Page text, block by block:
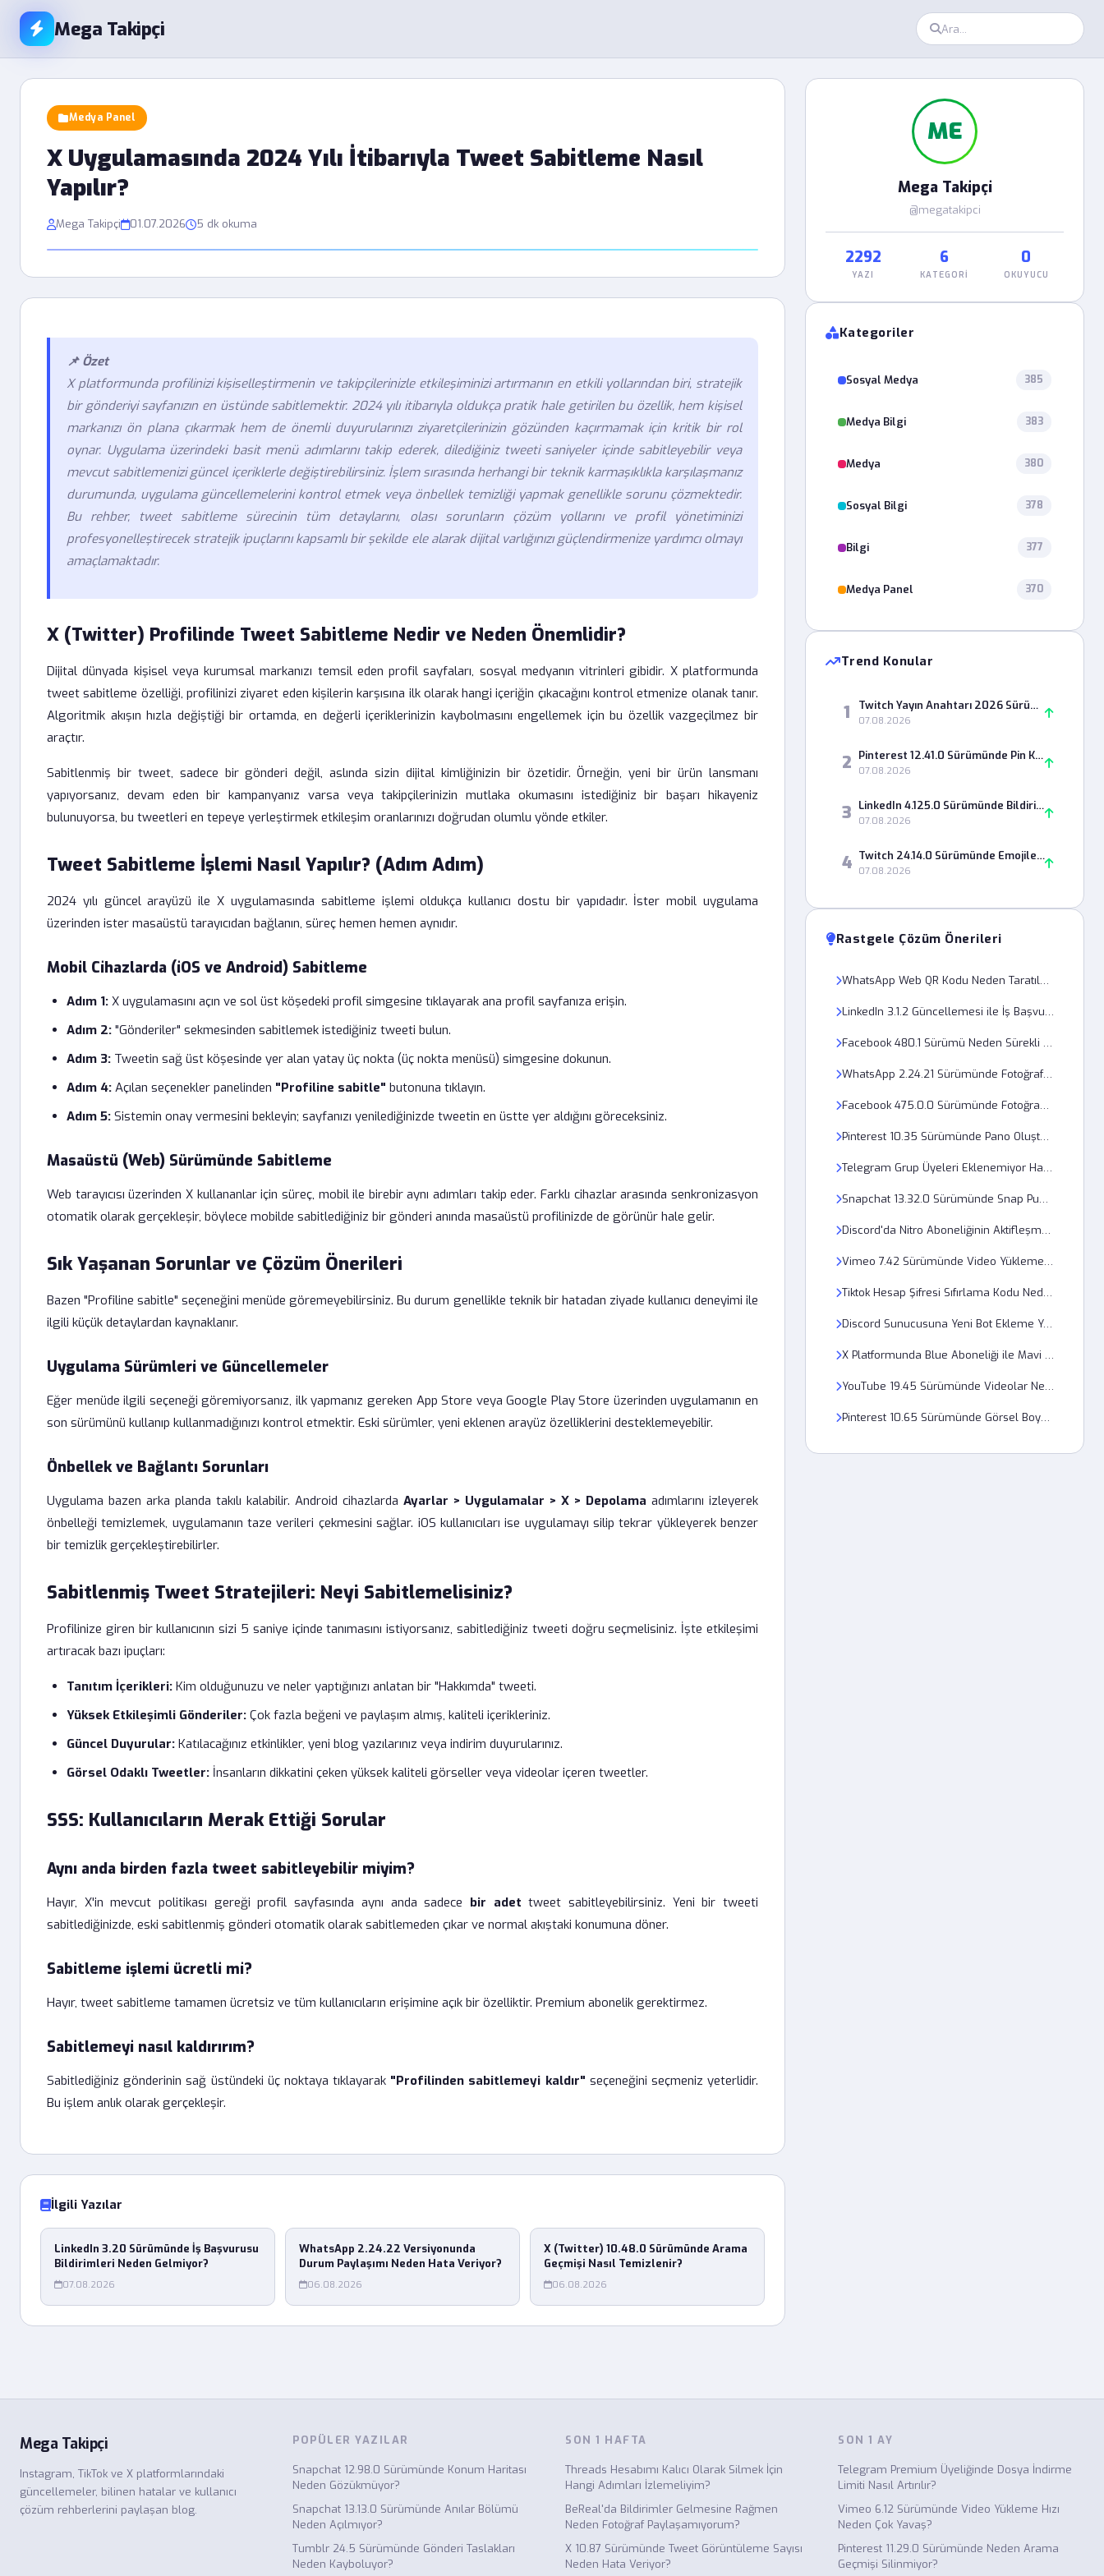
Mega Takipçi
Medya Panel
X Uygulamasında 2024 Yılı İtibarıyla Tweet Sabitleme Nasıl
Yapılır?
Mega Takipçi 01.07.2026 5 dk okuma
📌 Özet
X platformunda profilinizi kişiselleştirmenin ve takipçilerinizle etkileşiminizi artırmanın en etkili yollarından biri, stratejik
bir gönderiyi sayfanızın en üstünde sabitlemektir. 2024 yılı itibarıyla oldukça pratik hale getirilen bu özellik, hem kişisel
markanızı ön plana çıkarmak hem de önemli duyurularınızı ziyaretçilerinizin gözünden kaçırmamak için kritik bir rol
oynar. Uygulama üzerindeki basit menü adımlarını takip ederek, dilediğiniz tweeti saniyeler içinde sabitleyebilir veya
mevcut sabitlemenizi güncel içeriklerle değiştirebilirsiniz. İşlem sırasında herhangi bir teknik karmaşıklıkla karşılaşmanız
durumunda, uygulama güncellemelerini kontrol etmek veya önbellek temizliği yapmak genellikle sorunu çözmektedir.
Bu rehber, tweet sabitleme sürecinin tüm detaylarını, olası sorunların çözüm yollarını ve profil yönetiminizi
profesyonelleştirecek stratejik ipuçlarını kapsamlı bir şekilde ele alarak dijital varlığınızı güçlendirmenize yardımcı olmayı
amaçlamaktadır.
X (Twitter) Profilinde Tweet Sabitleme Nedir ve Neden Önemlidir?
Dijital dünyada kişisel veya kurumsal markanızı temsil eden profil sayfaları, sosyal medyanın vitrinleri gibidir. X platformunda
tweet sabitleme özelliği, profilinizi ziyaret eden kişilerin karşısına ilk olarak hangi içeriğin çıkacağını kontrol etmenize olanak tanır.
Algoritmik akışın hızla değiştiği bir ortamda, en değerli içeriklerinizin kaybolmasını engellemek için bu özellik vazgeçilmez bir
araçtır.
Sabitlenmiş bir tweet, sadece bir gönderi değil, aslında sizin dijital kimliğinizin bir özetidir. Örneğin, yeni bir ürün lansmanı
yapıyorsanız, devam eden bir kampanyanız varsa veya takipçilerinizin mutlaka okumasını istediğiniz bir başarı hikayeniz
bulunuyorsa, bu tweetleri en tepeye yerleştirmek etkileşim oranlarınızı doğrudan olumlu yönde etkiler.
Tweet Sabitleme İşlemi Nasıl Yapılır? (Adım Adım)
2024 yılı güncel arayüzü ile X uygulamasında sabitleme işlemi oldukça kullanıcı dostu bir yapıdadır. İster mobil uygulama
üzerinden ister masaüstü tarayıcıdan bağlanın, süreç hemen hemen aynıdır.
Mobil Cihazlarda (iOS ve Android) Sabitleme
Adım 1: X uygulamasını açın ve sol üst köşedeki profil simgesine tıklayarak ana profil sayfanıza erişin.
Adım 2: "Gönderiler" sekmesinden sabitlemek istediğiniz tweeti bulun.
Adım 3: Tweetin sağ üst köşesinde yer alan yatay üç nokta (üç nokta menüsü) simgesine dokunun.
Adım 4: Açılan seçenekler panelinden "Profiline sabitle" butonuna tıklayın.
Adım 5: Sistemin onay vermesini bekleyin; sayfanızı yenilediğinizde tweetin en üstte yer aldığını göreceksiniz.
Masaüstü (Web) Sürümünde Sabitleme
Web tarayıcısı üzerinden X kullananlar için süreç, mobil ile birebir aynı adımları takip eder. Farklı cihazlar arasında senkronizasyon
otomatik olarak gerçekleşir, böylece mobilde sabitlediğiniz bir gönderi anında masaüstü profilinizde de görünür hale gelir.
Sık Yaşanan Sorunlar ve Çözüm Önerileri
Bazen "Profiline sabitle" seçeneğini menüde göremeyebilirsiniz. Bu durum genellikle teknik bir hatadan ziyade kullanıcı deneyimi ile
ilgili küçük detaylardan kaynaklanır.
Uygulama Sürümleri ve Güncellemeler
Eğer menüde ilgili seçeneği göremiyorsanız, ilk yapmanız gereken App Store veya Google Play Store üzerinden uygulamanın en
son sürümünü kullanıp kullanmadığınızı kontrol etmektir. Eski sürümler, yeni eklenen arayüz özelliklerini desteklemeyebilir.
Önbellek ve Bağlantı Sorunları
Uygulama bazen arka planda takılı kalabilir. Android cihazlarda Ayarlar > Uygulamalar > X > Depolama adımlarını izleyerek
önbelleği temizlemek, uygulamanın taze verileri çekmesini sağlar. iOS kullanıcıları ise uygulamayı silip tekrar yükleyerek benzer
bir temizlik gerçekleştirebilirler.
Sabitlenmiş Tweet Stratejileri: Neyi Sabitlemelisiniz?
Profilinize giren bir kullanıcının sizi 5 saniye içinde tanımasını istiyorsanız, sabitlediğiniz tweeti doğru seçmelisiniz. İşte etkileşimi
artıracak bazı ipuçları:
Tanıtım İçerikleri: Kim olduğunuzu ve neler yaptığınızı anlatan bir "Hakkımda" tweeti.
Yüksek Etkileşimli Gönderiler: Çok fazla beğeni ve paylaşım almış, kaliteli içerikleriniz.
Güncel Duyurular: Katılacağınız etkinlikler, yeni blog yazılarınız veya indirim duyurularınız.
Görsel Odaklı Tweetler: İnsanların dikkatini çeken yüksek kaliteli görseller veya videolar içeren tweetler.
SSS: Kullanıcıların Merak Ettiği Sorular
Aynı anda birden fazla tweet sabitleyebilir miyim?
Hayır, X'in mevcut politikası gereği profil sayfasında aynı anda sadece bir adet tweet sabitleyebilirsiniz. Yeni bir tweeti
sabitlediğinizde, eski sabitlenmiş gönderi otomatik olarak sabitlemeden çıkar ve normal akıştaki konumuna döner.
Sabitleme işlemi ücretli mi?
Hayır, tweet sabitleme tamamen ücretsiz ve tüm kullanıcıların erişimine açık bir özelliktir. Premium abonelik gerektirmez.
Sabitlemeyi nasıl kaldırırım?
Sabitlediğiniz gönderinin sağ üstündeki üç noktaya tıklayarak "Profilinden sabitlemeyi kaldır" seçeneğini seçmeniz yeterlidir.
Bu işlem anlık olarak gerçekleşir.
İlgili Yazılar
LinkedIn 3.20 Sürümünde İş Başvurusu
Bildirimleri Neden Gelmiyor?
07.08.2026
WhatsApp 2.24.22 Versiyonunda
Durum Paylaşımı Neden Hata Veriyor?
06.08.2026
X (Twitter) 10.48.0 Sürümünde Arama
Geçmişi Nasıl Temizlenir?
06.08.2026
ME
Mega Takipçi
@megatakipci
2292
YAZI
6
KATEGORI
0
OKUYUCU
Kategoriler
Sosyal Medya 385
Medya Bilgi 383
Medya 380
Sosyal Bilgi 378
Bilgi 377
Medya Panel 370
Trend Konular
1 Twitch Yayın Anahtarı 2026 Sürümünde Neden Geçersiz Olarak Görünüyor?
07.08.2026
2 Pinterest 12.41.0 Sürümünde Pin Kaydetme Neden Hata Veriyor?
07.08.2026
3 LinkedIn 4.125.0 Sürümünde Bildirim Ayarı Neden Kaydedilmiyor?
07.08.2026
4 Twitch 24.14.0 Sürümünde Emojiler Neden Görünmüyor?
07.08.2026
Rastgele Çözüm Önerileri
WhatsApp Web QR Kodu Neden Taratılamıyor? Kesin Çözüm Yolları
LinkedIn 3.1.2 Güncellemesi ile İş Başvuruları Neden İletilmiyor?
Facebook 480.1 Sürümü Neden Sürekli Çöküyor ve Kapanıyor?
WhatsApp 2.24.21 Sürümünde Fotoğraf Gönderimi Neden Başarısız Oluyor?
Facebook 475.0.0 Sürümünde Fotoğraflar Neden Bulanık Yükleniyor?
Pinterest 10.35 Sürümünde Pano Oluşturma Hatası Nasıl Giderilir?
Telegram Grup Üyeleri Eklenemiyor Hatası Nasıl Düzeltilir?
Snapchat 13.32.0 Sürümünde Snap Puanı Neden Güncellenmiyor?
Discord'da Nitro Aboneliğinin Aktifleşmemesi Ödeme Doğrulama Hatası mı?
Vimeo 7.42 Sürümünde Video Yükleme Sırasında Neden Donma Yaşanıyor?
Tiktok Hesap Şifresi Sıfırlama Kodu Neden Gelmiyor?
Discord Sunucusuna Yeni Bot Ekleme Yetkisi Nasıl Verilir?
X Platformunda Blue Aboneliği ile Mavi Tik Onaylanmasına Rağmen 401 Unauthorized Hatası Neden Alınır?
YouTube 19.45 Sürümünde Videolar Neden 4K Çözünürlükte Açılmıyor?
Pinterest 10.65 Sürümünde Görsel Boyut Hatası Nasıl Çözülür?
Mega Takipçi
Instagram, TikTok ve X platformlarındaki
güncellemeler, bilinen hatalar ve kullanıcı
çözüm rehberlerini paylaşan blog.
POPÜLER YAZILAR
Snapchat 12.98.0 Sürümünde Konum Haritası
Neden Gözükmüyor?
Snapchat 13.13.0 Sürümünde Anılar Bölümü
Neden Açılmıyor?
Tumblr 24.5 Sürümünde Gönderi Taslakları
Neden Kayboluyor?
SON 1 HAFTA
Threads Hesabımı Kalıcı Olarak Silmek İçin
Hangi Adımları İzlemeliyim?
BeReal'da Bildirimler Gelmesine Rağmen
Neden Fotoğraf Paylaşamıyorum?
X 10.87 Sürümünde Tweet Görüntüleme Sayısı
Neden Hata Veriyor?
SON 1 AY
Telegram Premium Üyeliğinde Dosya İndirme
Limiti Nasıl Artırılır?
Vimeo 6.12 Sürümünde Video Yükleme Hızı
Neden Çok Yavaş?
Pinterest 11.29.0 Sürümünde Neden Arama
Geçmişi Silinmiyor?